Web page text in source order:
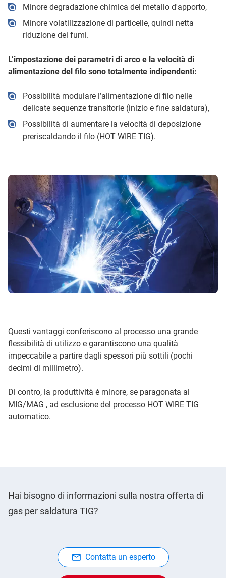
Minore degradazione chimica del metallo d'apporto,
Minore volatilizzazione di particelle, quindi netta
riduzione dei fumi.
L’impostazione dei parametri di arco e la velocità di
alimentazione del filo sono totalmente indipendenti:
Possibilità modulare l’alimentazione di filo nelle
delicate sequenze transitorie (inizio e fine saldatura),
Possibilità di aumentare la velocità di deposizione
preriscaldando il filo (HOT WIRE TIG).
Questi vantaggi conferiscono al processo una grande
flessibilità di utilizzo e garantiscono una qualità
impeccabile a partire dagli spessori più sottili (pochi
decimi di millimetro).
Di contro, la produttività è minore, se paragonata al
MIG/MAG , ad esclusione del processo HOT WIRE TIG
automatico.
Hai bisogno di informazioni sulla nostra offerta di
gas per saldatura TIG?
Contatta un esperto